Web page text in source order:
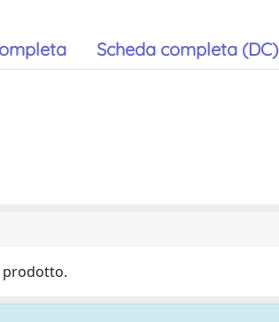
Scheda completa (DC)
prodotto.